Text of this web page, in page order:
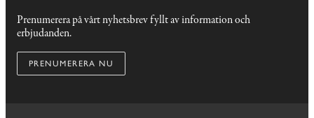
Prenumerera på vårt nyhetsbrev fyllt av information och
erbjudanden.
PRENUMERERA NU